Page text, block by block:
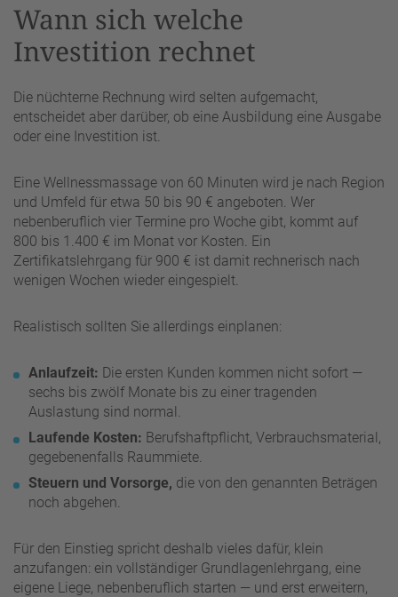
Wann sich welche
Investition rechnet
Die nüchterne Rechnung wird selten aufgemacht,
entscheidet aber darüber, ob eine Ausbildung eine Ausgabe
oder eine Investition ist.
Eine Wellnessmassage von 60 Minuten wird je nach Region
und Umfeld für etwa 50 bis 90 € angeboten. Wer
nebenberuflich vier Termine pro Woche gibt, kommt auf
800 bis 1.400 € im Monat vor Kosten. Ein
Zertifikatslehrgang für 900 € ist damit rechnerisch nach
wenigen Wochen wieder eingespielt.
Realistisch sollten Sie allerdings einplanen:
Anlaufzeit: Die ersten Kunden kommen nicht sofort —
sechs bis zwölf Monate bis zu einer tragenden
Auslastung sind normal.
Laufende Kosten: Berufshaftpflicht, Verbrauchsmaterial,
gegebenenfalls Raummiete.
Steuern und Vorsorge, die von den genannten Beträgen
noch abgehen.
Für den Einstieg spricht deshalb vieles dafür, klein
anzufangen: ein vollständiger Grundlagenlehrgang, eine
eigene Liege, nebenberuflich starten — und erst erweitern,